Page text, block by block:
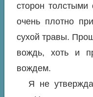
сторон толстыми
очень плотно
сухой травы.
вождь, хоть и
вождем.
Я не